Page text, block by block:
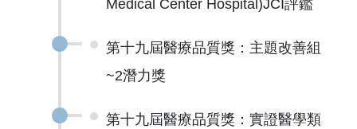
Medical Center Hospital)JCI評鑑
第十九屆醫療品質獎：主題改善組
~2潛力獎
第十九屆醫療品質獎：實證醫學類